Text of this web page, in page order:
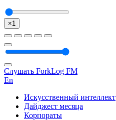
×1
Слушать ForkLog FM
En
Искусственный интеллект
Дайджест месяца
Корпораты